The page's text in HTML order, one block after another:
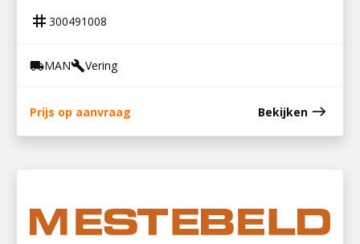
tag 300491008
local_shippingMANbuildVering
Prijs op aanvraag Bekijken east